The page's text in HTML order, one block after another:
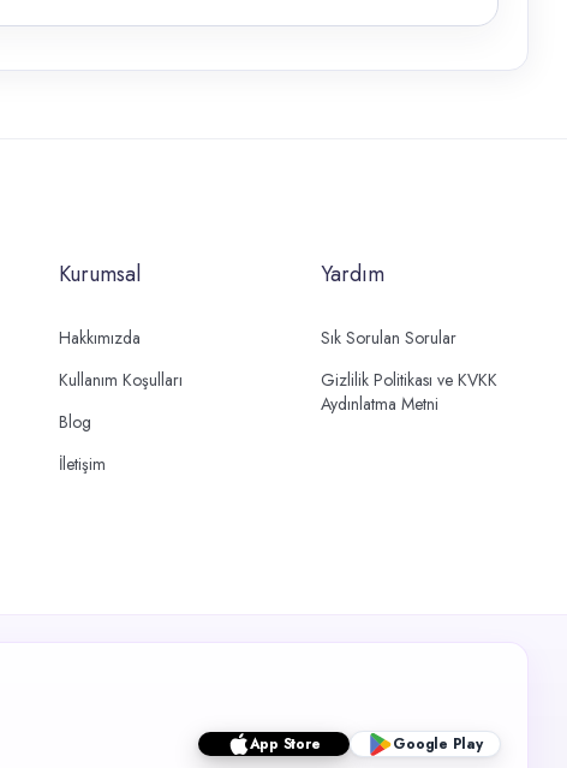
Kurumsal
Hakkımızda
Kullanım Koşulları
Blog
İletişim
Yardım
Sık Sorulan Sorular
Gizlilik Politikası ve KVKK
Aydınlatma Metni
App Store Google Play